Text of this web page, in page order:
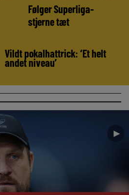
Følger Superliga-
stjerne tæt
Vildt pokalhattrick: ‘Et helt
andet niveau’
►